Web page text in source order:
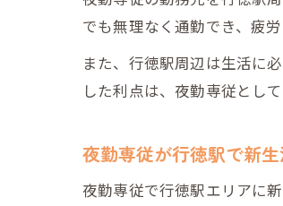
でも無理なく通勤でき、疲
また、行徳駅周辺は生活に
した利点は、夜勤専従とし
夜勤専従が行徳駅で新
夜勤専従で行徳駅エリアに